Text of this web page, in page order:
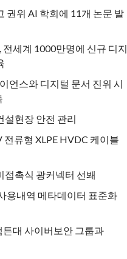
권위 AI 학회에 11개 논문 발
세계 1000만명에 신규 디지
언스와 디지털 문서 진위 시
설현장 안전 관리
류형 XLPE HVDC 케이블
접촉식 광커넥터 선봬
용내역 메타데이터 표준화
튼대 사이버보안 그룹과